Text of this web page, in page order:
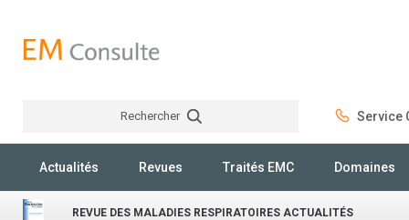
Rechercher Service
Actualités Revues Traités EMC Domaines
REVUE DES MALADIES RESPIRATOIRES ACTUALITÉS